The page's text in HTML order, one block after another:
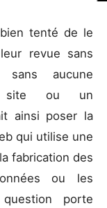
tenté de le
revue sans
aucune
site ou un
ainsi poser la
qui utilise une
fabrication des
ou les
porte